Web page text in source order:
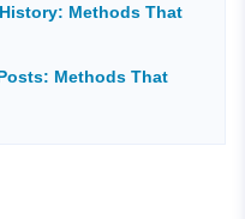
Methods That
Methods That